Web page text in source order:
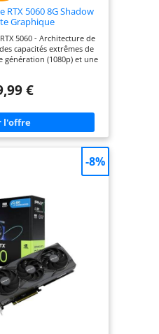
RTX 5060 8G Shadow
Graphique
RTX 5060 - Architecture de
capacités extrêmes de
génération (1080p) et une
SHADOW - La RTX 5060 8
SHADOW 2X ; Il s'agit du
et les créateurs à la
avec un rapport
À DOUBLE
et ZERO FROZR
en cuivre nickelé, des
la dissipation thermique.
robuste plaque arrière
tandis que le circuit
des protections
ÉLÉMENTAIRE ET
(PCIe 5.0 x8), 197mm de
recommandée : 550W+
arrière : 3 x DisplayPort
2.1b (4K / 480Hz).
€
-8%